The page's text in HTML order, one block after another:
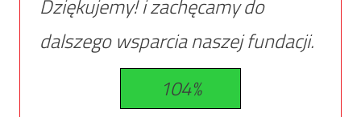
Dziękujemy! i zachęcamy do
dalszego wsparcia naszej fundacji.
104%